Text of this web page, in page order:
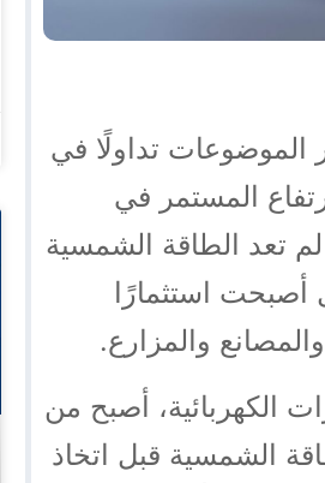
تداولًا في
المستمر في
لم تعد الطاقة الشمسية
أصبحت استثمارًا
والمزارع.
الكهربائية، أصبح من
الشمسية قبل اتخاذ